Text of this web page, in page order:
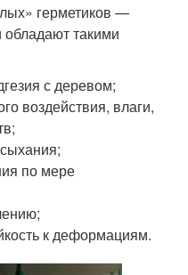
герметиков —
такими
с деревом;
воздействия, влаги,
по мере
к деформациям.